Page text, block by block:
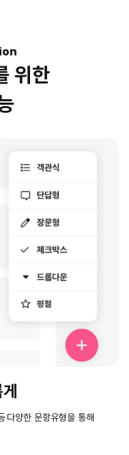
위한
다양한 문항유형을 통해